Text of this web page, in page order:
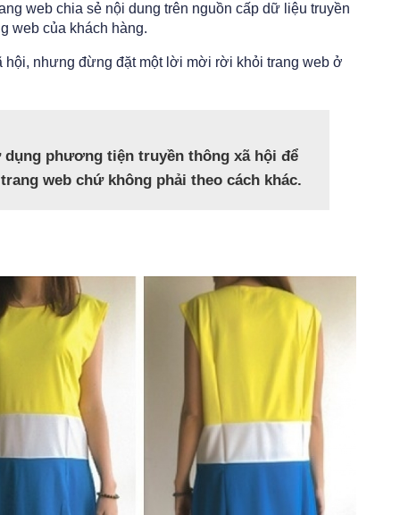
web chia sẻ nội dung trên nguồn cấp dữ liệu truyền
web của khách hàng.
hội, nhưng đừng đặt một lời mời rời khỏi trang web ở
phương tiện truyền thông xã hội để
web chứ không phải theo cách khác.